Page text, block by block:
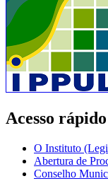
Acesso rápido
O Instituto
Abertura de
Conselho